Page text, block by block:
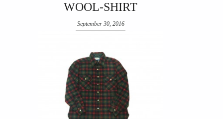
WOOL-SHIRT
September 30, 2016